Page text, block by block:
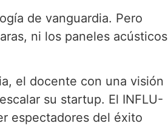
de vanguardia. Pero
ni los paneles acústicos
el docente con una visión
su startup. El INFLU-
espectadores del éxito